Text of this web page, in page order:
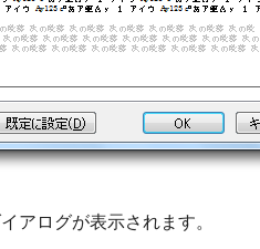
アログが表示されます。